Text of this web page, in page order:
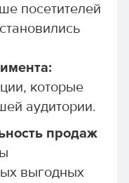
посетителей
которые
аудитории.
продаж
выгодных